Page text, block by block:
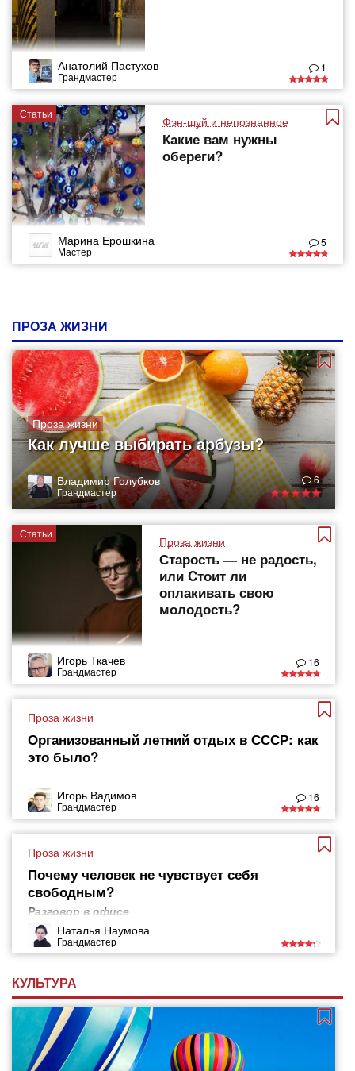
Анатолий Пастухов
Грандмастер
1
Статьи
Фэн-шуй и непознанное
Какие вам нужны
обереги?
Марина Ерошкина
Мастер
5
ПРОЗА ЖИЗНИ
Проза жизни
Как лучше выбирать арбузы?
Владимир Голубков
Грандмастер
6
Статьи
Проза жизни
Старость — не радость,
или Cтоит ли
оплакивать свою
молодость?
Игорь Ткачев
Грандмастер
16
Проза жизни
Организованный летний отдых в СССР: как
это было?
Игорь Вадимов
Грандмастер
16
Проза жизни
Почему человек не чувствует себя
свободным?
Разговор в офисе
Наталья Наумова
Грандмастер
КУЛЬТУРА